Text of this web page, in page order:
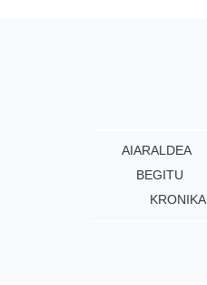
AIARALDEA
BEGITU
KRONIKA